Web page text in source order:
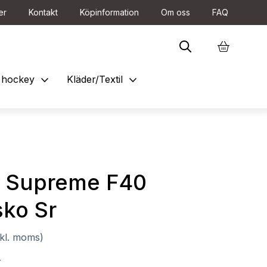
Kontakt Köpinformation Om oss FAQ
expand_more Kläder/Textil expand_more
Supreme F40
Sr
moms)